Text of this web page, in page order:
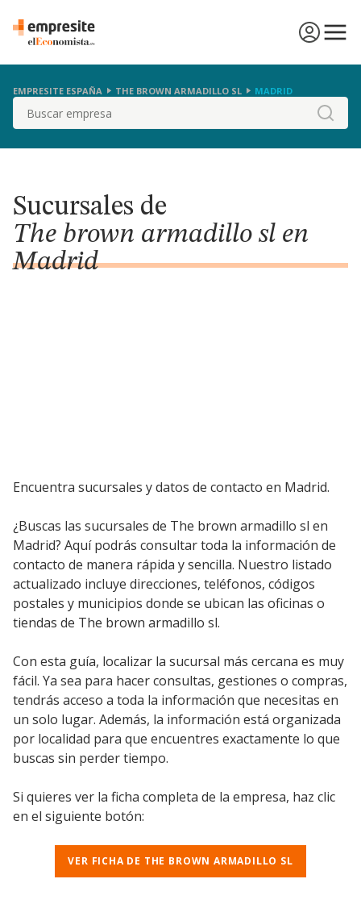
EMPRESITE ESPAÑA THE BROWN ARMADILLO SL MADRID
Buscar
Sucursales de
The brown armadillo sl en
Madrid
Encuentra sucursales y datos de contacto en Madrid.
¿Buscas las sucursales de The brown armadillo sl en
Madrid? Aquí podrás consultar toda la información de
contacto de manera rápida y sencilla. Nuestro listado
actualizado incluye direcciones, teléfonos, códigos
postales y municipios donde se ubican las oficinas o
tiendas de The brown armadillo sl.
Con esta guía, localizar la sucursal más cercana es muy
fácil. Ya sea para hacer consultas, gestiones o compras,
tendrás acceso a toda la información que necesitas en
un solo lugar. Además, la información está organizada
por localidad para que encuentres exactamente lo que
buscas sin perder tiempo.
Si quieres ver la ficha completa de la empresa, haz clic
en el siguiente botón:
VER FICHA DE THE BROWN ARMADILLO SL